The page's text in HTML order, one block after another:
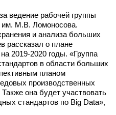
ведение рабочей группы
М.В. Ломоносова.
и анализа больших
рассказал о плане
2019-2020 годы. «Группа
в области больших
планом
производственных
она будет участвовать
стандартов по Big Data»,